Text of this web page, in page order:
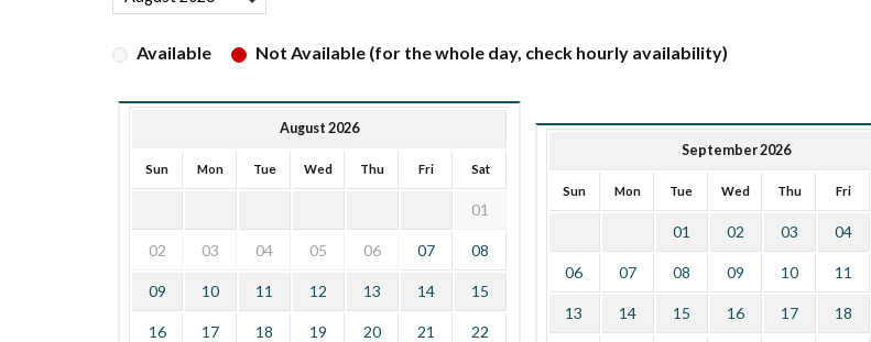
Available Not Available (for the whole day, check hourly availability)
August 2026
Sun Mon Tue Wed Thu Fri Sat
01
02 03 04 05 06 07 08
09 10 11 12 13 14 15
16 17 18 19 20 21 22
September 2026
Sun Mon Tue Wed Thu Fri
01 02 03 04
06 07 08 09 10 11
13 14 15 16 17 18